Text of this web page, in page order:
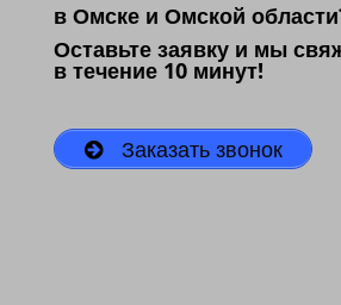
в Омске и Омской
Оставьте заявку и мы
в течение 10 минут!
Заказать звонок